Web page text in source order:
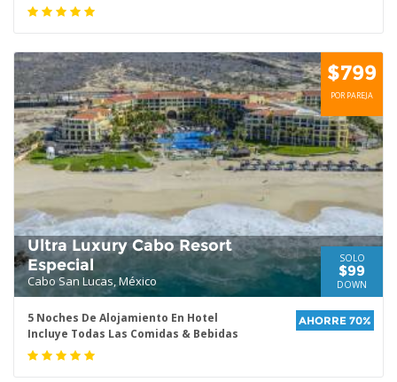
$799
POR PAREJA
Ultra Luxury Cabo Resort
Especial
Cabo San Lucas, México
SOLO
$99
DOWN
5 Noches De Alojamiento En Hotel
Incluye Todas Las Comidas & Bebidas
AHORRE 70%